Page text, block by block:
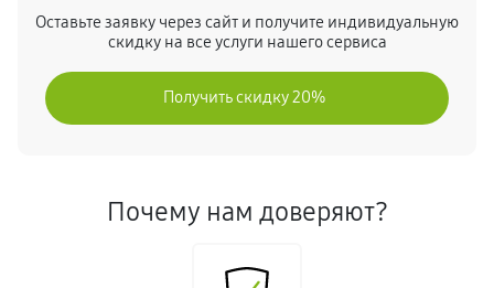
Оставьте заявку через сайт и получите индивидуальную
скидку на все услуги нашего сервиса
Получить скидку 20%
Почему нам доверяют?